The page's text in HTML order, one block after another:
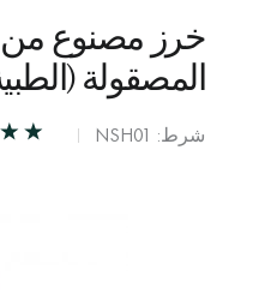
خرز مصنوع من
المصقولة
شرط: NSH01